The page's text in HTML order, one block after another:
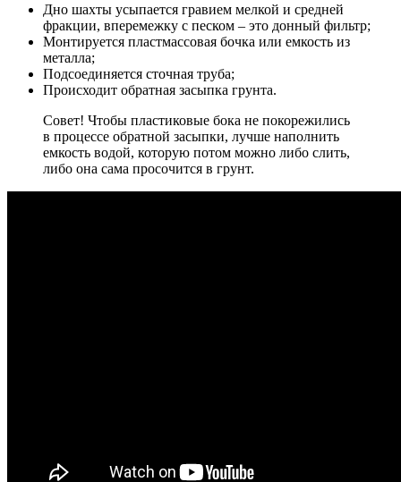
Дно шахты усыпается гравием мелкой и средней
фракции, вперемежку с песком – это донный фильтр;
Монтируется пластмассовая бочка или емкость из
металла;
Подсоединяется сточная труба;
Происходит обратная засыпка грунта.
Совет! Чтобы пластиковые бока не покорежились
в процессе обратной засыпки, лучше наполнить
емкость водой, которую потом можно либо слить,
либо она сама просочится в грунт.